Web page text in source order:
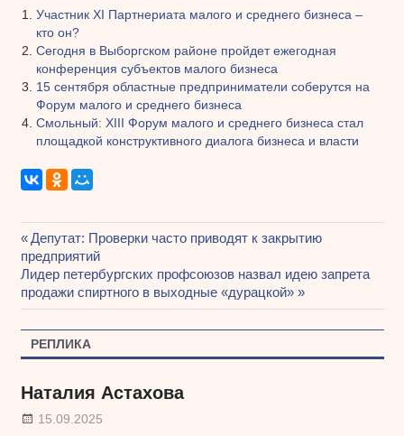
Участник XI Партнериата малого и среднего бизнеса –
кто он?
Сегодня в Выборгском районе пройдет ежегодная
конференция субъектов малого бизнеса
15 сентября областные предприниматели соберутся на
Форум малого и среднего бизнеса
Смольный: XIII Форум малого и среднего бизнеса стал
площадкой конструктивного диалога бизнеса и власти
Навигация
по
записям
Предыдущая
запись:
Депутат: Проверки часто приводят к закрытию
предприятий
Следующая
запись:
Лидер петербургских профсоюзов назвал идею запрета
продажи спиртного в выходные «дурацкой»
РЕПЛИКА
Наталия Астахова
15.09.2025